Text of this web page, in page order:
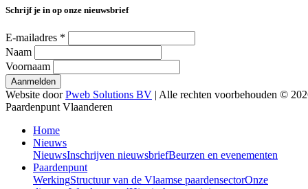
Schrijf je in op onze nieuwsbrief
E-mailadres *
Naam
Voornaam
Website doorPweb Solutions BV | Alle rechten voorbehouden ©
Paardenpunt Vlaanderen
Home
Nieuws
NieuwsInschrijven nieuwsbriefBeurzen en evenementen
Paardenpunt
WerkingStructuur van de Vlaamse paardensectorOnze